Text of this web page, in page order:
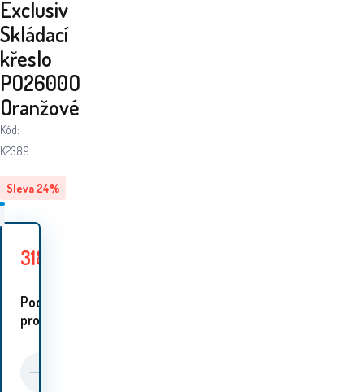
Sleva 24%
Exclusiv
Skládací
křeslo
PO2600O
Oranžové
Kód:
K2389
318
Podobné
proudukty: